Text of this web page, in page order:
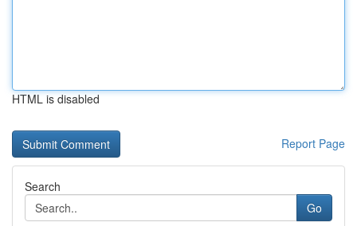
HTML is disabled
Report Page
Search
Go